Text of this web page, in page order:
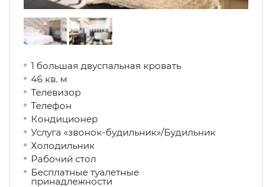
1 большая двуспальная кровать
46 кв. м
Телевизор
Телефон
Кондиционер
Услуга «звонок-будильник»/Будильник
Холодильник
Рабочий стол
Бесплатные туалетные
принадлежности